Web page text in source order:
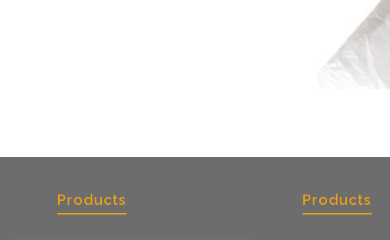
Products Products